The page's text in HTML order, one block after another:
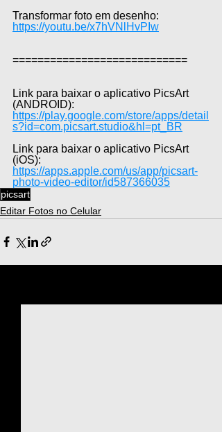
Transformar foto em desenho:
https://youtu.be/x7hVNlHvPIw
============================
Link para baixar o aplicativo PicsArt
(ANDROID):
https://play.google.com/store/apps/detail
s?id=com.picsart.studio&hl=pt_BR
Link para baixar o aplicativo PicsArt
(iOS):
https://apps.apple.com/us/app/picsart-
photo-video-editor/id587366035
picsart
Editar Fotos no Celular